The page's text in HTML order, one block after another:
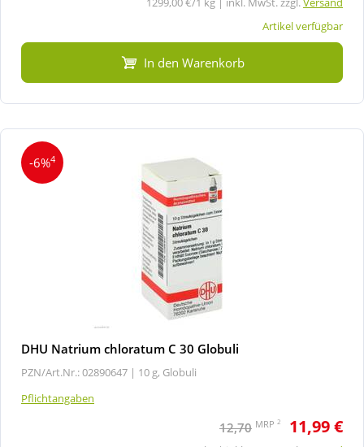
Artikel verfügbar
In den Warenkorb
-6%4
DHU Natrium chloratum C 30 Globuli
PZN/Art.Nr.: 02890647 | 10 g, Globuli
Pflichtangaben
12,70 MRP 2 11,99 €